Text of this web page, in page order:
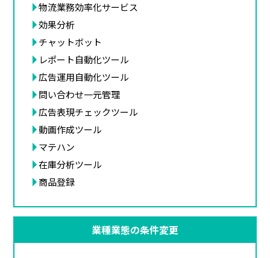
物流業務効率化サービス
効果分析
チャットボット
レポート自動化ツール
広告運用自動化ツール
問い合わせ一元管理
広告表現チェックツール
動画作成ツール
マテハン
在庫分析ツール
商品登録
業種業態の条件変更